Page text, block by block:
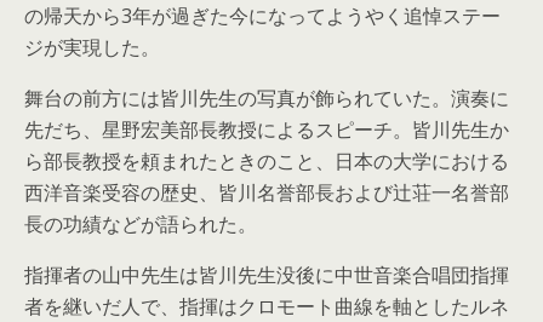
の帰天から3年が過ぎた今になってようやく追悼ステー
ジが実現した。
舞台の前方には皆川先生の写真が飾られていた。演奏に
先だち、星野宏美部長教授によるスピーチ。皆川先生か
ら部長教授を頼まれたときのこと、日本の大学における
西洋音楽受容の歴史、皆川名誉部長および辻荘一名誉部
長の功績などが語られた。
指揮者の山中先生は皆川先生没後に中世音楽合唱団指揮
者を継いだ人で、指揮はクロモート曲線を軸としたルネ